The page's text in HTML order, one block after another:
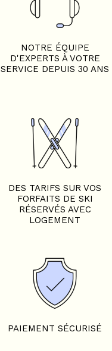
NOTRE ÉQUIPE
D'EXPERTS À VOTRE
SERVICE DEPUIS 30 ANS
DES TARIFS SUR VOS
FORFAITS DE SKI
RÉSERVÉS AVEC
LOGEMENT
PAIEMENT SÉCURISÉ